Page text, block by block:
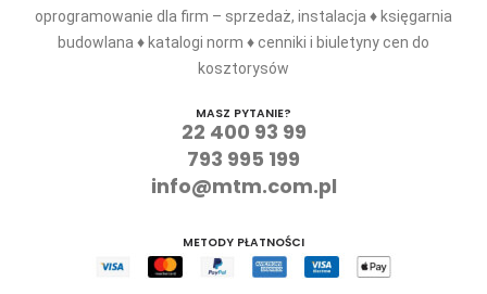
oprogramowanie dla firm – sprzedaż, instalacja ♦ księgarnia
budowlana ♦ katalogi norm ♦ cenniki i biuletyny cen do
kosztorysów
MASZ PYTANIE?
22 400 93 99
793 995 199
info@mtm.com.pl
METODY PŁATNOŚCI